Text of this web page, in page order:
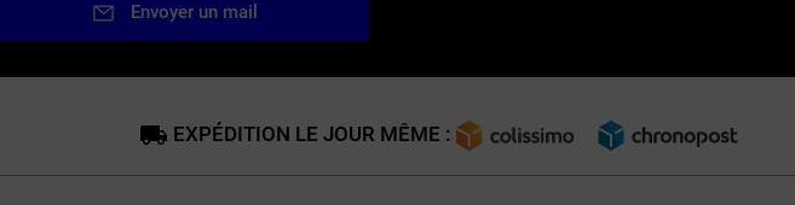
Envoyer un mail
EXPÉDITION LE JOUR MÊME :